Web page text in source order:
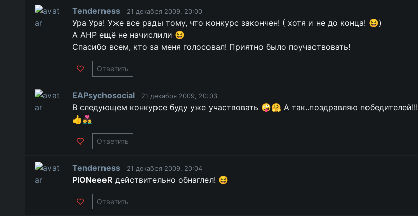
Tenderness 21 декабря 2009, 20:00
Ура Ура! Уже все рады тому, что конкурс закончен! ( хотя и не до конца! 😆)
А АНР ещё не начислили 😆
Спасибо всем, кто за меня голосовал! Приятно было поучаствовать!
Ответить
EAPsychosocial 21 декабря 2009, 20:03
В следующем конкурсе буду уже участвовать 🤪🤗 А так..поздравляю победителей!!!
👍👨‍❤️‍👨
Ответить
Tenderness 21 декабря 2009, 20:04
PIONeeeR действительно обнаглел! 😆
Ответить